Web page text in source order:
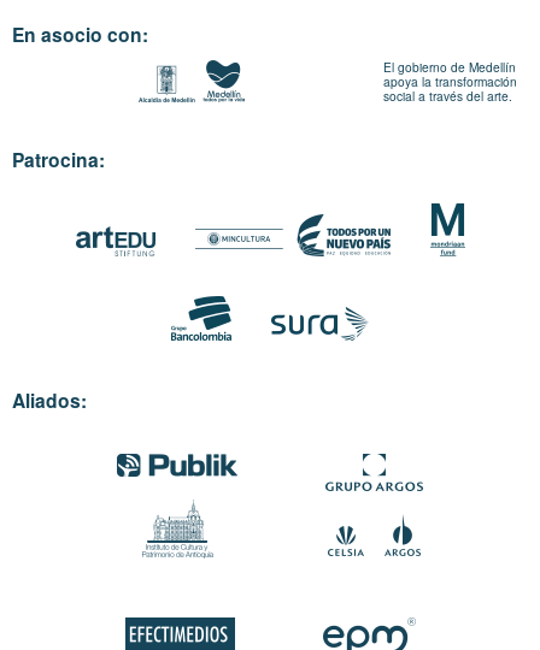
En asocio con:
El gobierno de Medellín
apoya la transformación
social a través del arte.
Patrocina:
Aliados: